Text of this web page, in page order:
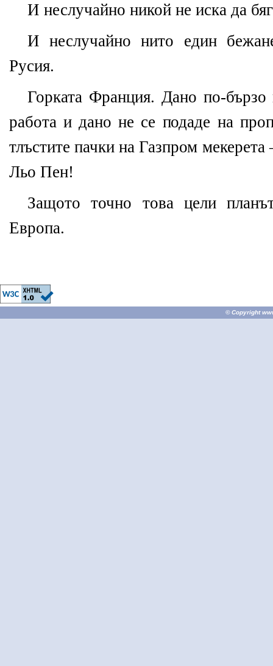
И неслучайно никой не иска да
И неслучайно нито един
Русия.
Горката Франция. Дано по-
работа и дано не се подаде на
тлъстите пачки на Газпром
Льо Пен!
Защото точно това цели
Европа.
© Copyright